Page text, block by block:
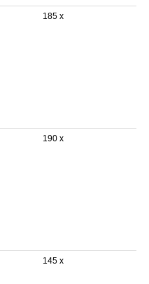
185 x
190 x
145 x